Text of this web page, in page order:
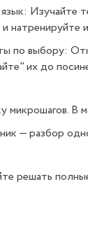
Изучайте
натренируйте
по выбору:
их до
микрошагов. В
— разбор
решать